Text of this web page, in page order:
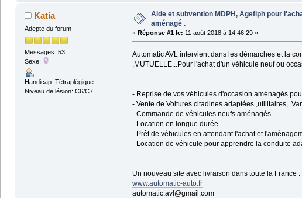
Katia
Adepte du forum
Messages: 53
Sexe:
Handicap: Tétraplégique
Niveau de lésion: C6/C7
Aide et subvention MDPH, Agefiph pour
aménagé .
« Réponse #1 le: 11 août 2018 à 14:46:29 »
Automatic AVL intervient dans les démarches et la
,MUTUELLE...Pour l'achat d'un véhicule neuf ou
- Reprise de vos véhicules d'occasion aménagés
- Vente de Voitures citadines adaptées ,utilitaires,
- Commande de véhicules neufs aménagés
- Location en longue durée
- Prêt de véhicules en attendant l'achat et
- Location de véhicule pour apprendre la conduite
Un nouveau site avec livraison dans toute la France :
www.automatic-auto.fr
automatic.avl@gmail.com